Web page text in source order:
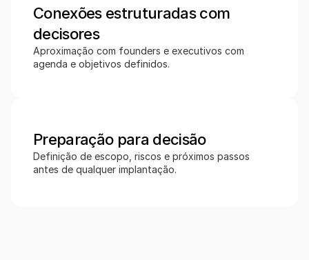
Conexões estruturadas com
decisores
Aproximação com founders e executivos com
agenda e objetivos definidos.
Preparação para decisão
Definição de escopo, riscos e próximos passos
antes de qualquer implantação.